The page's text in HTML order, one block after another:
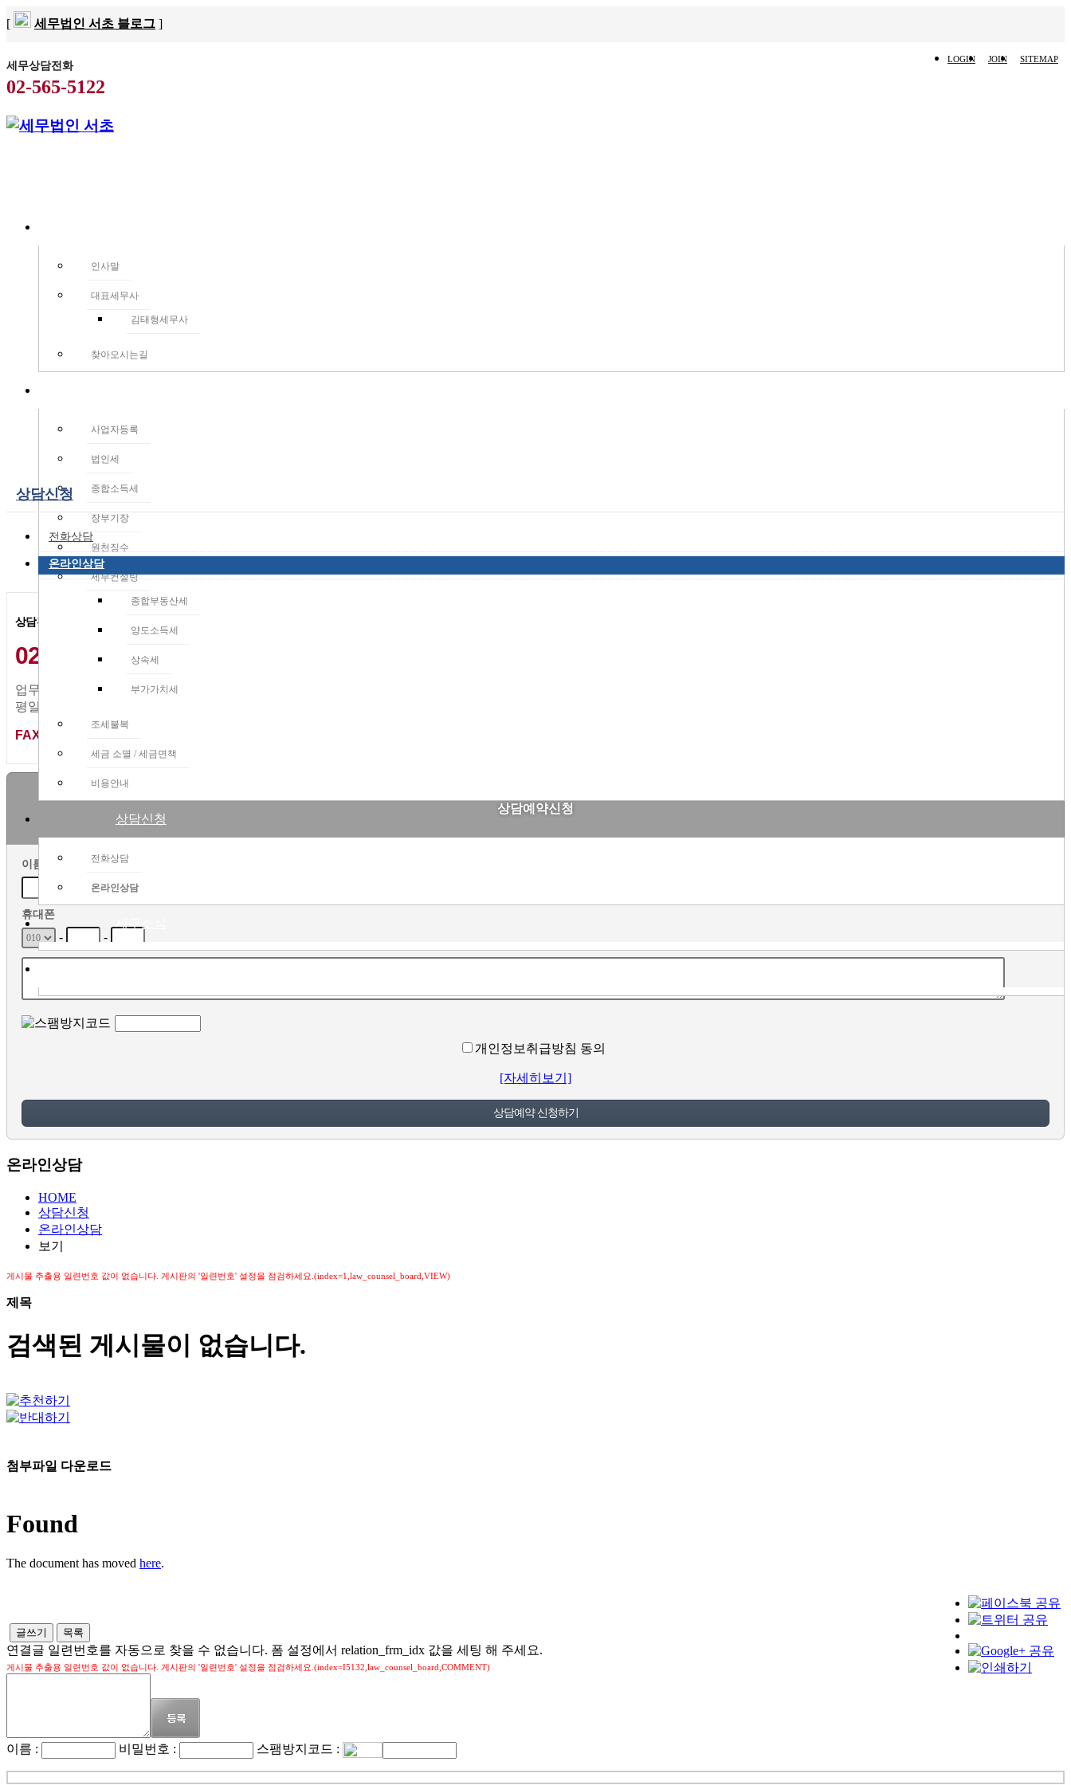
[ 세무법인 서초 블로그 ]
LOGIN JOIN SITEMAP
세무상담전화
02-565-5122
인사말
대표세무사
김태형세무사
찾아오시는길
사업자등록
법인세
종합소득세
장부기장
원천징수
세무컨설팅
종합부동산세
양도소득세
상속세
부가가치세
조세불복
세금 소멸 / 세금면책
비용안내
상담신청
전화상담
온라인상담
상담신청
전화상담
온라인상담
상담전화
02-565-5122
업무시간:
평일 am 10:00 ~ pm 18:00
FAX
상담예약신청
이름
휴대폰
- -
개인정보취급방침 동의
[자세히보기]
온라인상담
HOME
상담신청
온라인상담
보기
게시물 추출용 일련번호 값이 없습니다. 게시판의 '일련번호' 설정을 점검하세요.(index=1,law_counsel_board,VIEW)
제목
검색된 게시물이 없습니다.
첨부파일 다운로드
Found
The document has moved here.
글쓰기 목록
연결글 일련번호를 자동으로 찾을 수 없습니다. 폼 설정에서 relation_frm_idx 값을 세팅 해 주세요.
게시물 추출용 일련번호 값이 없습니다. 게시판의 '일련번호' 설정을 점검하세요.(index=I5132,law_counsel_board,COMMENT)
이름 : 비밀번호 : 스팸방지코드 :